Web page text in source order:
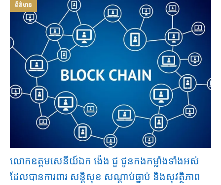
លោកឧត្តមសេនីយ៍ឯក ង៉េង ជួ ជូនកងកម្លាំងទាំងអស់
ដែលបានការពារ សន្ដិសុខ សណ្ដាប់ធ្នាប់ និងសុវត្ថិភាព
ព័ត៌មាន